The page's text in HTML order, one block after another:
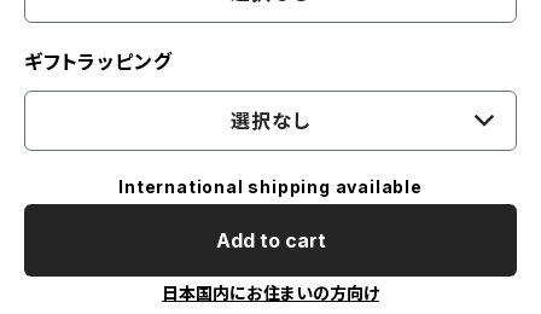
ギフトラッピング
選択なし
International shipping available
Add to cart
日本国内にお住まいの方向け